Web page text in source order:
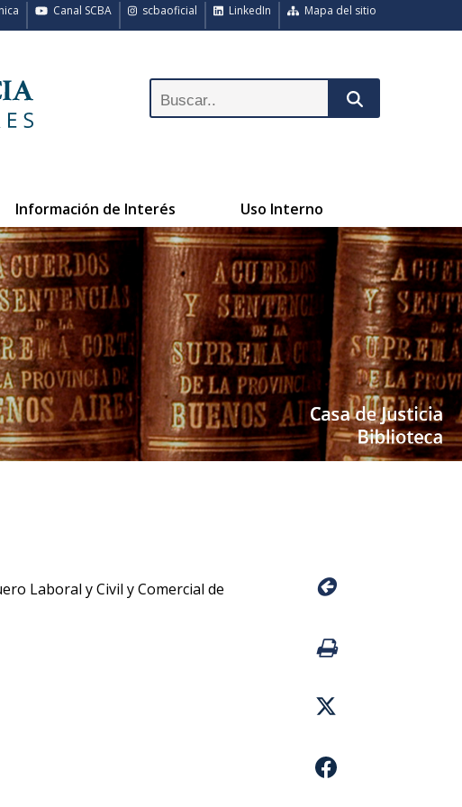
Mapa del sitio
LinkedIn
scbaoficial
Canal SCBA
Información de Interés Uso Interno
Laboral y Civil y Comercial de